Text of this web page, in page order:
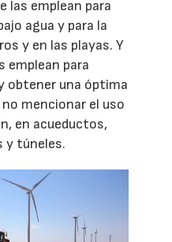
las emplean para
agua y para la
y en las playas. Y
emplean para
obtener una óptima
mencionar el uso
en acueductos,
y túneles.